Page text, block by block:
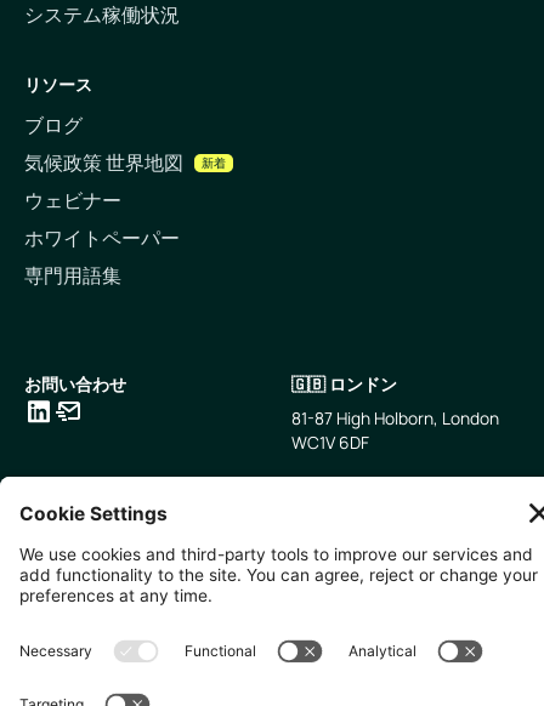
システム稼働状況
リソース
ブログ
気候政策 世界地図
新着
ウェビナー
ホワイトペーパー
専門用語集
お問い合わせ
🇬🇧 ロンドン
81-87 High Holborn, London
WC1V 6DF
🇸🇬 シンガポール
International Plaza Singapore
079903
丁目2−33
IsaI AkasakA 1405室
無断複写・転載を禁じます。